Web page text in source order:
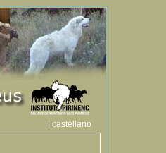
| castellano